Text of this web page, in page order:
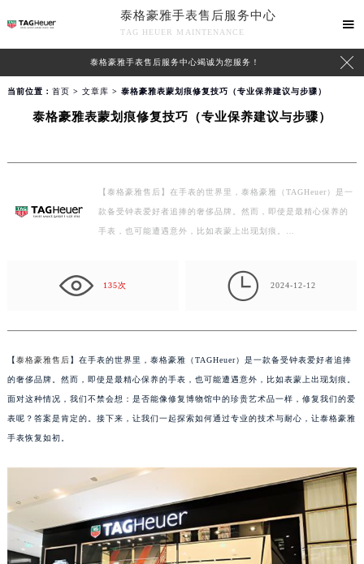
泰格豪雅手表售后服务中心
TAG HEUER MAINTENANCE

泰格豪雅手表售后服务中心竭诚为您服务！ 
当前位置： 首页 > 文章库 > 泰格豪雅表蒙划痕修复技巧（专业保养建议与步骤）
泰格豪雅表蒙划痕修复技巧（专业保养建议与步骤）
【泰格豪雅售后】在手表的世界里，泰格豪雅（TAGHeuer）是一
款备受钟表爱好者追捧的奢侈品牌。然而，即使是最精心保养的
手表，也可能遭遇意外，比如表蒙上出现划痕。…
135次  2024-12-12
【泰格豪雅售后】在手表的世界里，泰格豪雅（TAGHeuer）是一款备受钟表爱好者追捧
的奢侈品牌。然而，即使是最精心保养的手表，也可能遭遇意外，比如表蒙上出现划痕。
面对这种情况，我们不禁会想：是否能像修复博物馆中的珍贵艺术品一样，修复我们的爱
表呢？答案是肯定的。接下来，让我们一起探索如何通过专业的技术与耐心，让泰格豪雅
手表恢复如初。